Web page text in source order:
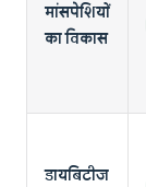
मांसपेशियों
का विकास
डायबिटीज